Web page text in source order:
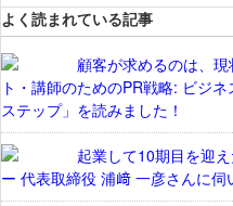
よく読まれている記事
顧客が求めるのは、
ト・講師のためのPR戦略: ビジ
ステップ」を読みました！
起業して10期目を迎
ー 代表取締役 浦﨑 一彦さんに伺